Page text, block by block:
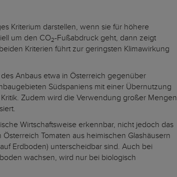
Kriterium darstellen, wenn sie für höhere
um den CO2-Fußabdruck geht, dann zeigt
Kriterien führt zur geringsten Klimawirkung
Anbaus etwa in Österreich gegenüber
Südspaniens mit einer Übernutzung
Zudem wird die Verwendung großer Mengen
Wirtschaftsweise erkennbar, nicht jedoch das
Tomaten aus heimischen Glashäusern
Erdboden) unterscheidbar sind. Auch bei
wachsen, wird nur bei biologisch